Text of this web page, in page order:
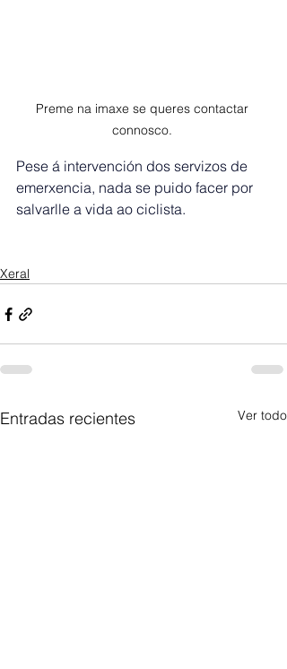
Preme na imaxe se queres contactar
connosco.
Pese á intervención dos servizos de
emerxencia, nada se puido facer por
salvarlle a vida ao ciclista.
Xeral
Entradas recientes Ver todo